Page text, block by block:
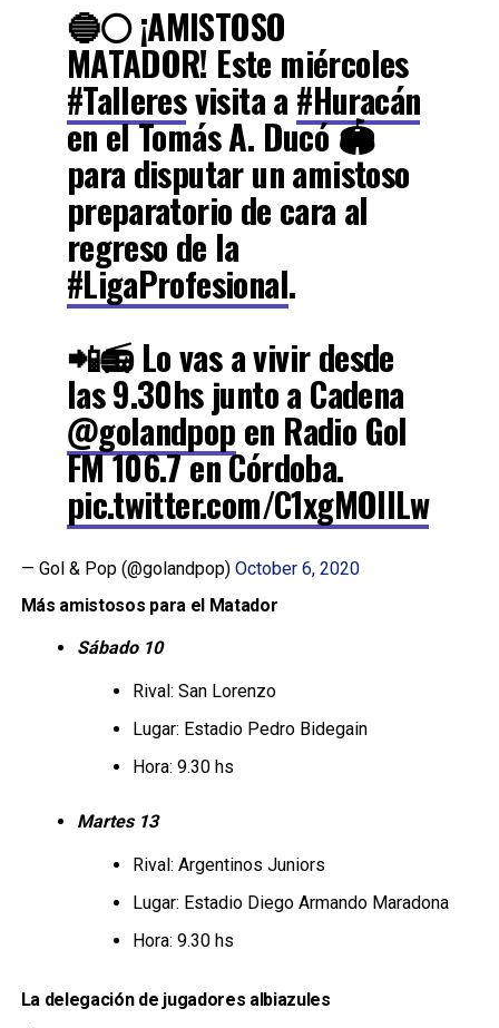
🔵⚪️ ¡AMISTOSO
MATADOR! Este miércoles
#Talleresvisita a#Huracán
en el Tomás A. Ducó 🏟
para disputar un amistoso
preparatorio de cara al
regreso de la
#LigaProfesional.
📲📻 Lo vas a vivir desde
las 9.30hs junto a Cadena
@golandpop en Radio Gol
FM 106.7 en Córdoba.
pic.twitter.com/C1xgMOIlLw
— Gol & Pop (@golandpop) October 6, 2020
Más amistosos para el Matador
Sábado 10
Rival: San Lorenzo
Lugar: Estadio Pedro Bidegain
Hora: 9.30 hs
Martes 13
Rival: Argentinos Juniors
Lugar: Estadio Diego Armando Maradona
Hora: 9.30 hs
La delegación de jugadores albiazules